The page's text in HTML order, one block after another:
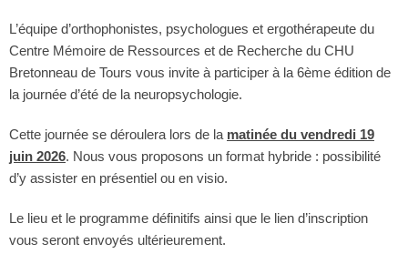
L’équipe d’orthophonistes, psychologues et ergothérapeute du
Centre Mémoire de Ressources et de Recherche du CHU
Bretonneau de Tours vous invite à participer à la 6ème édition de
la journée d’été de la neuropsychologie.
Cette journée se déroulera lors de la matinée du vendredi 19
juin 2026. Nous vous proposons un format hybride : possibilité
d’y assister en présentiel ou en visio.
Le lieu et le programme définitifs ainsi que le lien d’inscription
vous seront envoyés ultérieurement.